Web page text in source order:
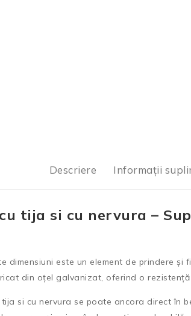
Descriere Informații
tija si cu nervura –
dimensiuni este un element de prindere
din oțel galvanizat, oferind o
si cu nervura se poate ancora direct în